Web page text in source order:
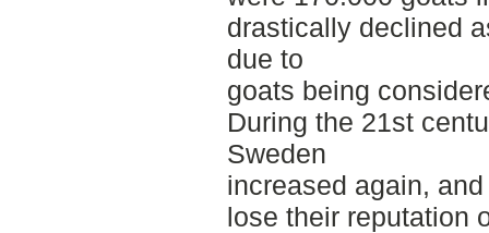
drastically declined
due to
goats being
During the 21st
Sweden
increased again,
lose their reputation